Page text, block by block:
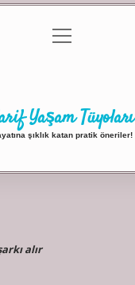
Gizlilik Politikası
menüyü
aç
Yaşam Tüyoları
şıklık katan pratik öneriler!
alır